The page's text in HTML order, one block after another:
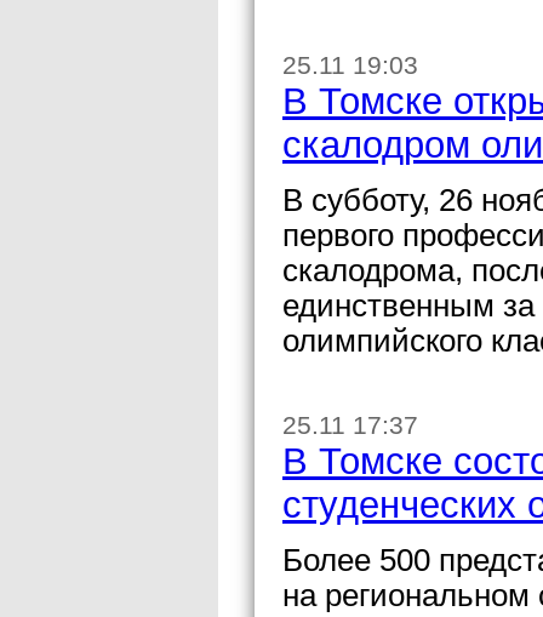
25.11 19:03
В Томске
скалодром
В субботу, 26
первого
скалодрома,
единственным
олимпийского
25.11 17:37
В Томске
студенческих
Более 500
на региональном